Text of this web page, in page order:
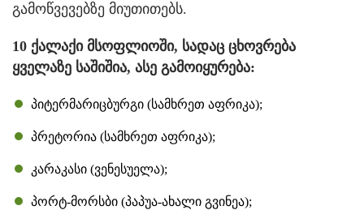
გამოწვევებზე მიუთითებს.
10 ქალაქი მსოფლიოში, სადაც ცხოვრება
ყველაზე საშიშია, ასე გამოიყურება:
პიტერმარიცბურგი (სამხრეთ აფრიკა);
პრეტორია (სამხრეთ აფრიკა);
კარაკასი (ვენესუელა);
პორტ-მორსბი (პაპუა-ახალი გვინეა);